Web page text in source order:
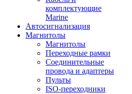
комплектующие
Marine
Автосигнализация
Магнитолы
Магнитолы
Переходные рамки
Соединительные
провода и адаптеры
Пульты
ISO-переходники